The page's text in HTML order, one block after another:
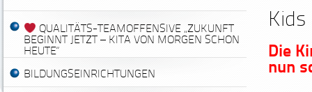
QUALITÄTS-TEAMOFFENSIVE „ZUKUNFT
BEGINNT JETZT – KITA VON MORGEN SCHON
HEUTE“
BILDUNGSEINRICHTUNGEN
Die
nun